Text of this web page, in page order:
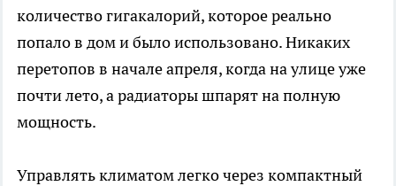
количество гигакалорий, которое реально
попало в дом и было использовано. Никаких
перетопов в начале апреля, когда на улице уже
почти лето, а радиаторы шпарят на полную
мощность.
Управлять климатом легко через компактный